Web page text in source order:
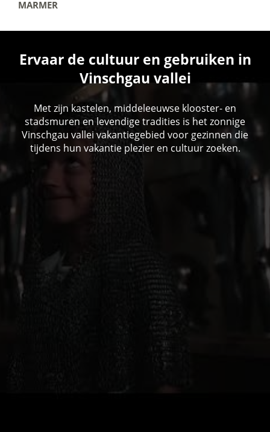
MARMER
Ervaar de cultuur en gebruiken in
Vinschgau vallei
Met zijn kastelen, middeleeuwse klooster- en
stadsmuren en levendige tradities is het zonnige
Vinschgau vallei vakantiegebied voor gezinnen die
tijdens hun vakantie plezier en cultuur zoeken.